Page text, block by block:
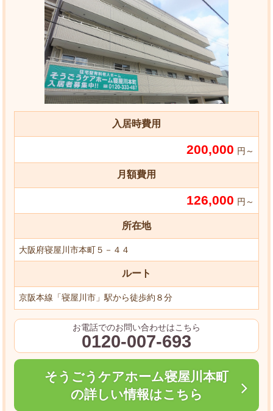
入居時費用
200,000 円～
月額費用
126,000 円～
所在地
大阪府寝屋川市本町５－４４
ルート
京阪本線「寝屋川市」駅から徒歩約８分
お電話でのお問い合わせはこちら
0120-007-693
そうごうケアホーム寝屋川本町
の詳しい情報はこちら